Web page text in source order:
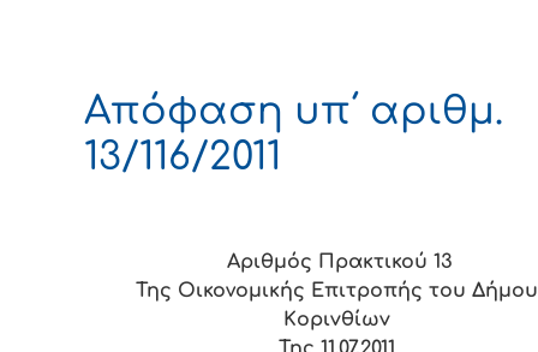
Απόφαση υπ΄ αριθμ.
13/116/2011
Αριθμός Πρακτικού 13
Της Οικονομικής Επιτρoπής τoυ Δήμoυ
Κoριvθίωv